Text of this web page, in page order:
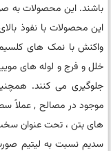
باشند. این محصولات به
این محصولات با نفوذ
واکنش با نمک‌ های
خلل و فرج و لوله‌ های
جلوگیری می‌ کنند.
موجود در مصالح , عملاً
های بتن ، تحت عنوان
سدیم نسبت به لیتیم